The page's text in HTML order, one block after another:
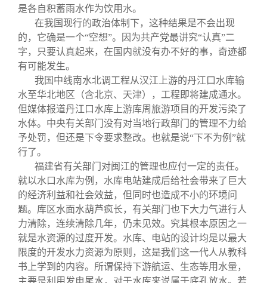
是各自积蓄雨水作为饮用水。
在我国现行的政治体制下，这种结果是不会出现
的，它确是一个“空想”。因为共产党最讲究“认真”二
字，只要认真起来，在国内就没有办不好的事，奇迹都
有可能发生。
我国中线南水北调工程从汉江上游的丹江口水库输
水至华北地区（含北京、天津），工程即将建成通水。
但媒体报道丹江口水库上游库周旅游项目的开发污染了
水体。中央有关部门没有对当地行政部门的管理不力给
予处罚，但还是下令要求整改。也就是说“下不为例”就
行了。
福建省有关部门对闽江的管理也应付一定的责任。
就以水口水库为例，水库电站建成后给社会带来了巨大
的经济利益和社会效益，但同时也造成不小的环境问
题。库区水面水葫芦疯长，有关部门也下大力气进行人
力清除，连续清除几年，仍未见效。究其根本原因之一
就是水资源的过度开发。水库、电站的设计均是以最大
限度的开发水力资源为原则，这是我们这一代人从教科
书上学到的内容。所谓保持下游航运、生态等用水量，
主要是利用发电尾水，对于水库来说属于底孔放水。若